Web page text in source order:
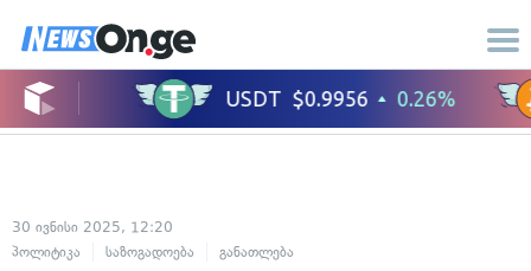
30 ივნისი 2025, 12:20
პოლიტიკა
საზოგადოება განათლება